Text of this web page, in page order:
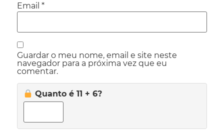
Email *
Guardar o meu nome, email e site neste
navegador para a próxima vez que eu
comentar.
Quanto é 11 + 6?